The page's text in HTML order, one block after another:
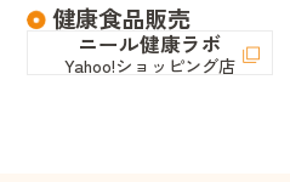
健康食品販売
ニール健康ラボ
Yahoo!ショッピング店